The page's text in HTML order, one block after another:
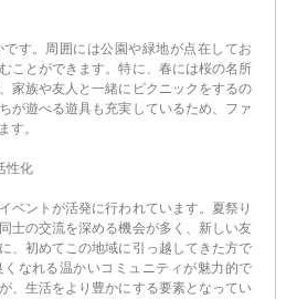
す。周囲には公園や緑地が点在してお
ことができます。特に、春には桜の名所
家族や友人と一緒にピクニックをするの
が遊べる遊具も充実しているため、ファ
す。
性化
ベントが活発に行われています。夏祭り
士の交流を深める機会が多く、新しい友
、初めてこの地域に引っ越してきた方で
なれる温かいコミュニティが魅力的で
、生活をより豊かにする要素となってい